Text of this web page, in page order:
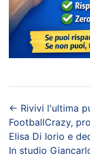
← Rivivi l'ultima
FootballCrazy,
Elisa Di Iorio e
In studio